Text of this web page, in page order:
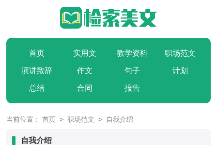
首页 实用文 教学资料 职场范文
演讲致辞 作文 句子 计划
总结 合同 报告
当前位置： 首页 > 职场范文 > 自我介绍
自我介绍